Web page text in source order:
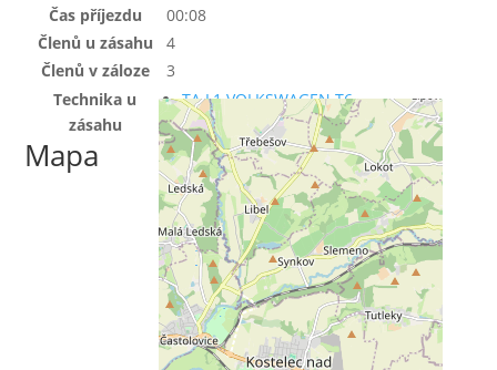
Čas příjezdu
00:08
Členů u zásahu
4
Členů v záloze
3
Technika u
zásahu
TA L1 VOLKSWAGEN T6
Mapa